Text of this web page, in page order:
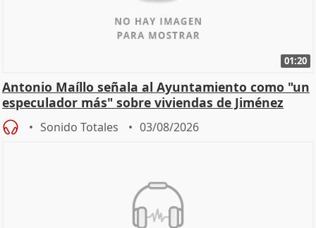
01:20
Antonio Maíllo señala al Ayuntamiento como "un
especulador más" sobre viviendas de Jiménez
Becerril
Sonido Totales 03/08/2026